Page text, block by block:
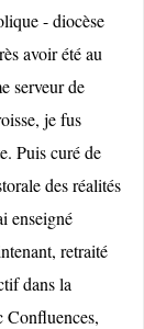
- diocèse
avoir été au
serveur de
je fus
Puis curé de
des réalités
enseigné
retraité
dans la
Confluences,